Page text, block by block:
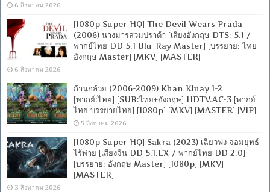
6 สิงหาคม 2026
[1080p Super HQ] The Devil Wears Prada
(2006) นางมารสวมปราด้า [เสียงอังกฤษ DTS: 5.1 /
พากย์ไทย DD 5.1 Blu-Ray Master] [บรรยาย: ไทย-
อังกฤษ Master] [MKV] [MASTER]
6 สิงหาคม 2026
ก้านกล้วย (2006-2009) Khan Kluay 1-2
[พากย์:ไทย] [SUB:ไทย+อังกฤษ] HDTV.AC-3 [พากย์
ไทย บรรยายไทย] [1080p] [MKV] [MASTER] [VIP]
5 สิงหาคม 2026
[1080p Super HQ] Sakra (2023) เฉียวฟง จอมยุทธ์
ไร้พ่าย [เสียงจีน DD 5.1.EX / พากย์ไทย DD 2.0]
[บรรยาย: อังกฤษ Master] [1080p] [MKV]
[MASTER]
3 สิงหาคม 2026